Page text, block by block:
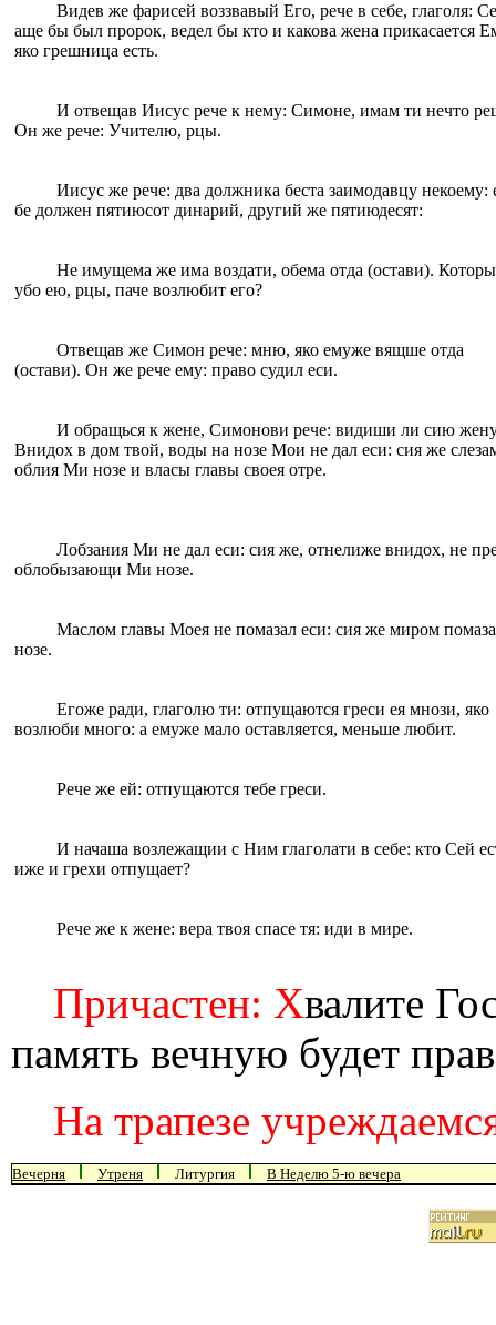
Видев же фарисей воззвавый Eго, рече в себе, глаголя:
аще бы был пророк, ведел бы кто и какова жена прикасается
яко грешница eсть.
И отвещав Иисус рече к нему: Симоне, имам ти нечто
Oн же рече: Учителю, рцы.
Иисус же рече: два должника беста заимодавцу некоему:
бе должен пятиюсот динарий, другий же пятиюдесят:
Не имущема же има воздати, oбема отда (остави).
убо eю, рцы, паче возлюбит eго?
Отвещав же Симон рече: мню, яко eмуже вящше отда
(остави). Oн же рече eму: право судил eси.
И обращься к жене, Симонови рече: видиши ли сию
Внидох в дом твой, воды на нозе Мои не дал eси: сия же
облия Ми нозе и власы главы своея отре.
Лобзания Ми не дал eси: сия же, отнелиже внидох, не
облобызающи Ми нозе.
Маслом главы Моея не помазал eси: сия же миром
нозе.
Егоже ради, глаголю ти: отпущаются греси eя мнози, яко
возлюби много: а eмуже мало оставляется, меньше любит.
Рече же eй: отпущаются тебе греси.
И начаша возлежащии с Ним глаголати в себе: кто Сей
иже и грехи отпущает?
Рече же к жене: вера твоя спасе тя: иди в мире.
Причастен: Хвалите
память вечную будет
На трапезе
Вечерня Утреня Литургия В Неделю 5-ю вечера